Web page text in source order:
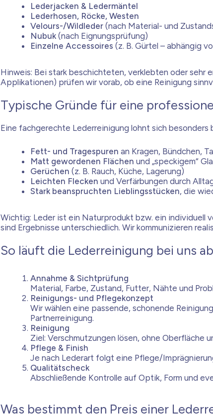
Lederjacken & Ledermäntel
Lederhosen, Röcke, Westen
Velours-/Wildleder (nach Material- und
Nubuk (nach Eignungsprüfung)
Einzelne Accessoires (z. B. Gürtel – abhängig
Hinweis: Bei stark beschichteten, verklebten oder sehr
Applikationen) prüfen wir vorab, ob eine Reinigung
Typische Gründe für eine
Eine fachgerechte Lederreinigung lohnt sich besonders
Fett- und Tragespuren an Kragen, Bündchen,
Matt gewordenen Flächen und „speckigem“
Gerüchen (z. B. Rauch, Küche, Lagerung)
Leichten Flecken und Verfärbungen durch
Stark beanspruchten Lieblingsstücken, die
Wichtig: Leder ist ein Naturprodukt bzw. ein individuell
sind Ergebnisse unterschiedlich. Wir kommunizieren
So läuft die Lederreinigung bei uns ab
Annahme & Sichtprüfung
Material, Farbe, Zustand, Futter, Nähte und
Reinigungs- und Pflegekonzept
Wir wählen eine passende, schonende
Partnerreinigung.
Reinigung
Ziel: Verschmutzungen lösen, ohne Oberfläche
Pflege & Finish
Je nach Lederart folgt eine Pflege/
Qualitätscheck
Abschließende Kontrolle auf Optik, Form und
Was bestimmt den Preis einer